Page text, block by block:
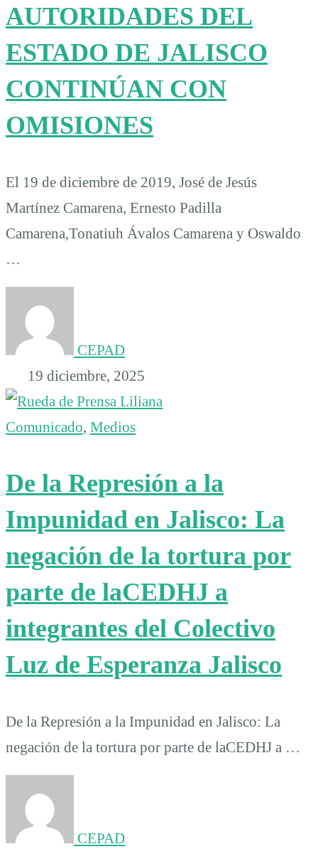
AUTORIDADES DEL
ESTADO DE JALISCO
CONTINÚAN CON
OMISIONES
El 19 de diciembre de 2019, José de Jesús
Martínez Camarena, Ernesto Padilla
Camarena,Tonatiuh Ávalos Camarena y Oswaldo
…
CEPAD
19 diciembre, 2025
Comunicado, Medios
De la Represión a la
Impunidad en Jalisco: La
negación de la tortura por
parte de laCEDHJ a
integrantes del Colectivo
Luz de Esperanza Jalisco
De la Represión a la Impunidad en Jalisco: La
negación de la tortura por parte de laCEDHJ a …
CEPAD